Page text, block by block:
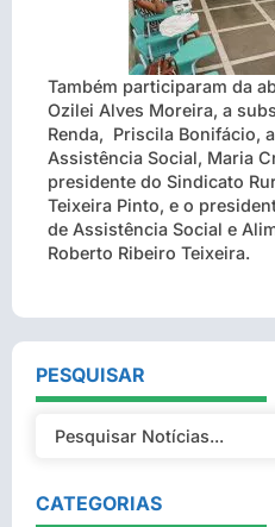
Também participaram da
Ozilei Alves Moreira, a
Renda, Priscila Bonifácio,
Assistência Social, Maria
presidente do Sindicato
Teixeira Pinto, e o
de Assistência Social e
Roberto Ribeiro Teixeira.
PESQUISAR
CATEGORIAS